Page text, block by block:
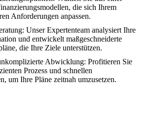
die sich Ihrem
Anforderungen anpassen.
Unser Expertenteam analysiert Ihre
und entwickelt maßgeschneiderte
die Ihre Ziele unterstützen.
Abwicklung: Profitieren Sie
Prozess und schnellen
um Ihre Pläne zeitnah umzusetzen.